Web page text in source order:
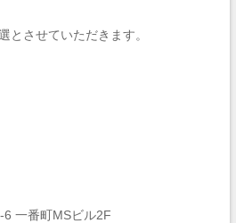
させていただきます。
一番町MSビル2F